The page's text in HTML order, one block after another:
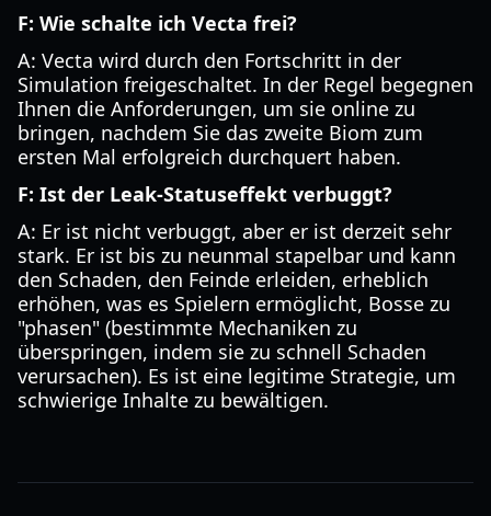
F: Wie schalte ich Vecta frei?
A: Vecta wird durch den Fortschritt in der
Simulation freigeschaltet. In der Regel begegnen
Ihnen die Anforderungen, um sie online zu
bringen, nachdem Sie das zweite Biom zum
ersten Mal erfolgreich durchquert haben.
F: Ist der Leak-Statuseffekt verbuggt?
A: Er ist nicht verbuggt, aber er ist derzeit sehr
stark. Er ist bis zu neunmal stapelbar und kann
den Schaden, den Feinde erleiden, erheblich
erhöhen, was es Spielern ermöglicht, Bosse zu
"phasen" (bestimmte Mechaniken zu
überspringen, indem sie zu schnell Schaden
verursachen). Es ist eine legitime Strategie, um
schwierige Inhalte zu bewältigen.